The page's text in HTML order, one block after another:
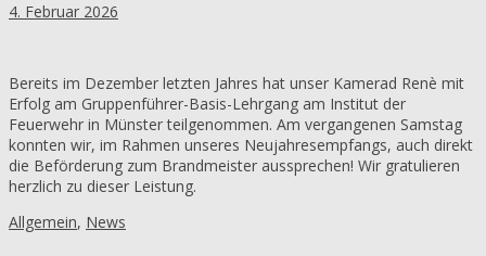
4. Februar 2026
Bereits im Dezember letzten Jahres hat unser Kamerad Renè mit
Erfolg am Gruppenführer-Basis-Lehrgang am Institut der
Feuerwehr in Münster teilgenommen. Am vergangenen Samstag
konnten wir, im Rahmen unseres Neujahresempfangs, auch direkt
die Beförderung zum Brandmeister aussprechen! Wir gratulieren
herzlich zu dieser Leistung.
Allgemein, News